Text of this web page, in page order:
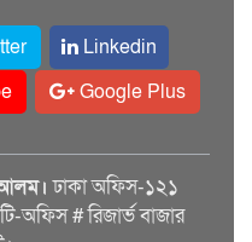
Linkedin
Google Plus
ঢাকা অফিস-১২১
অফিস # রিজার্ভ বাজার